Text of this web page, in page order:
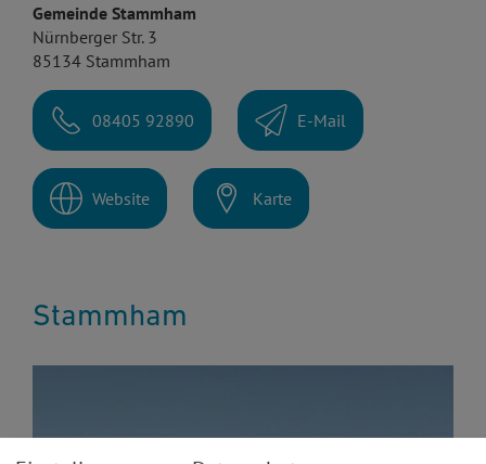
Gemeinde Stammham
Nürnberger Str. 3
85134 Stammham
08405 92890 E-Mail
Website Karte
Stammham